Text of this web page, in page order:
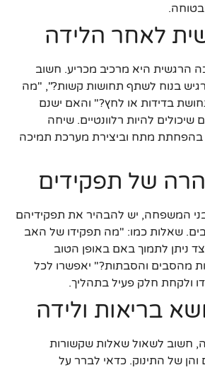
לאחר הלידה
הרגשית היא מרכיב מכריע. חשוב
בנוח לשתף תחושות קשות?", "מה
בדידות או לחץ?" והאם ישנם
שיכולים להיות רלוונטיים. שיחה
בהפחתת מתח וביצירת מערכת תמיכה
של תפקידים
המשפחה, יש להבהיר את תפקידיהם
שאלות כמו: "מה תפקידו של האב
ניתן לתמוך באם באופן הטוב
מהסבים והסבתות?" יאפשרו לכל
ולקחת חלק פעיל בתהליך.
בריאות ולידה
חשוב לשאול שאלות שקשורות
של התינוק. כדאי לברר על